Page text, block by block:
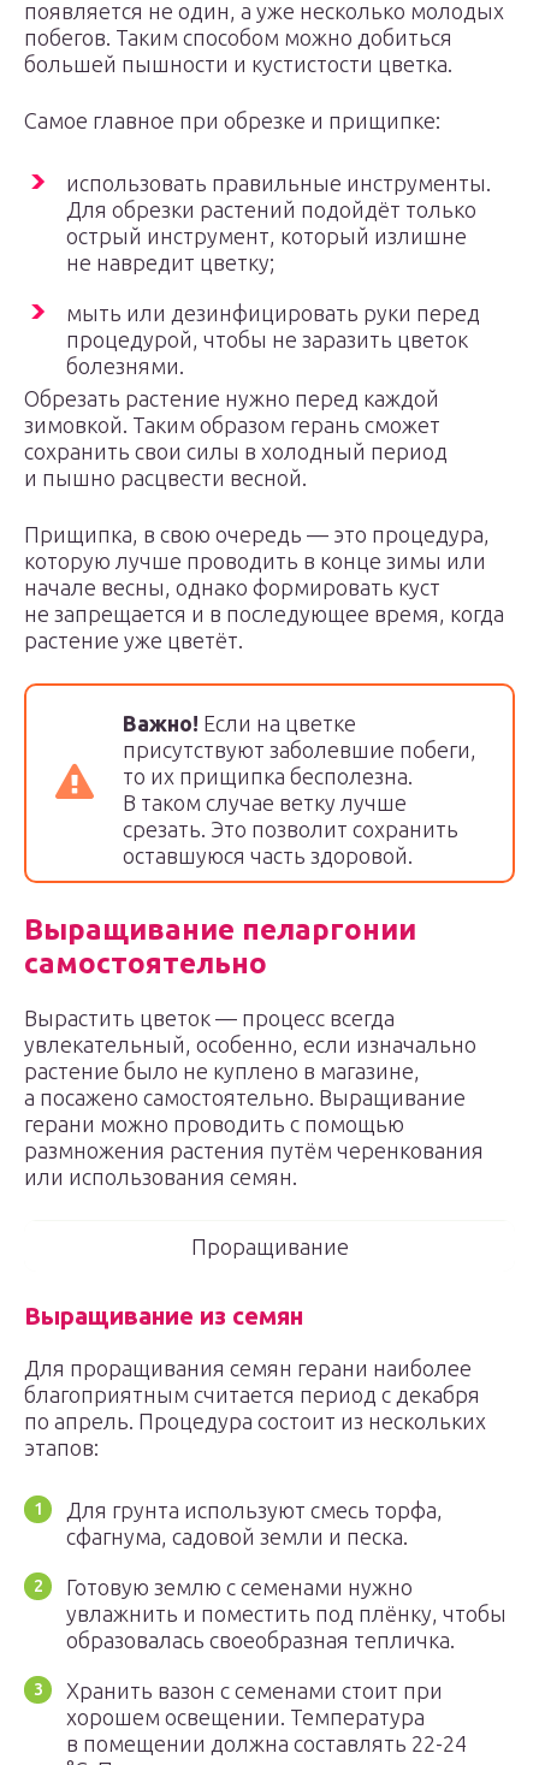
появляется не один, а уже несколько молодых
побегов. Таким способом можно добиться
большей пышности и кустистости цветка.
Самое главное при обрезке и прищипке:
использовать правильные инструменты.
Для обрезки растений подойдёт только
острый инструмент, который излишне
не навредит цветку;
мыть или дезинфицировать руки перед
процедурой, чтобы не заразить цветок
болезнями.
Обрезать растение нужно перед каждой
зимовкой. Таким образом герань сможет
сохранить свои силы в холодный период
и пышно расцвести весной.
Прищипка, в свою очередь — это процедура,
которую лучше проводить в конце зимы или
начале весны, однако формировать куст
не запрещается и в последующее время, когда
растение уже цветёт.
Важно! Если на цветке
присутствуют заболевшие побеги,
то их прищипка бесполезна.
В таком случае ветку лучше
срезать. Это позволит сохранить
оставшуюся часть здоровой.
Выращивание пеларгонии
самостоятельно
Вырастить цветок — процесс всегда
увлекательный, особенно, если изначально
растение было не куплено в магазине,
а посажено самостоятельно. Выращивание
герани можно проводить с помощью
размножения растения путём черенкования
или использования семян.
Проращивание
Выращивание из семян
Для проращивания семян герани наиболее
благоприятным считается период с декабря
по апрель. Процедура состоит из нескольких
этапов:
Для грунта используют смесь торфа,
сфагнума, садовой земли и песка.
Готовую землю с семенами нужно
увлажнить и поместить под плёнку, чтобы
образовалась своеобразная тепличка.
Хранить вазон с семенами стоит при
хорошем освещении. Температура
в помещении должна составлять 22-24